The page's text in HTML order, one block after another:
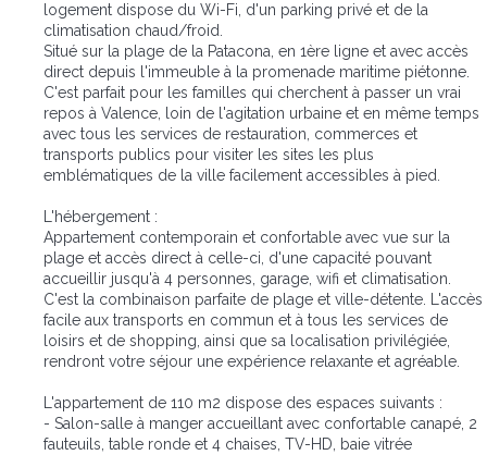
logement dispose du Wi-Fi, d'un parking privé et de la
climatisation chaud/froid.
Situé sur la plage de la Patacona, en 1ère ligne et avec accès
direct depuis l'immeuble à la promenade maritime piétonne.
C'est parfait pour les familles qui cherchent à passer un vrai
repos à Valence, loin de l'agitation urbaine et en même temps
avec tous les services de restauration, commerces et
transports publics pour visiter les sites les plus
emblématiques de la ville facilement accessibles à pied.
L'hébergement :
Appartement contemporain et confortable avec vue sur la
plage et accès direct à celle-ci, d'une capacité pouvant
accueillir jusqu'à 4 personnes, garage, wifi et climatisation.
C'est la combinaison parfaite de plage et ville-détente. L'accès
facile aux transports en commun et à tous les services de
loisirs et de shopping, ainsi que sa localisation privilégiée,
rendront votre séjour une expérience relaxante et agréable.
L'appartement de 110 m2 dispose des espaces suivants :
- Salon-salle à manger accueillant avec confortable canapé, 2
fauteuils, table ronde et 4 chaises, TV-HD, baie vitrée